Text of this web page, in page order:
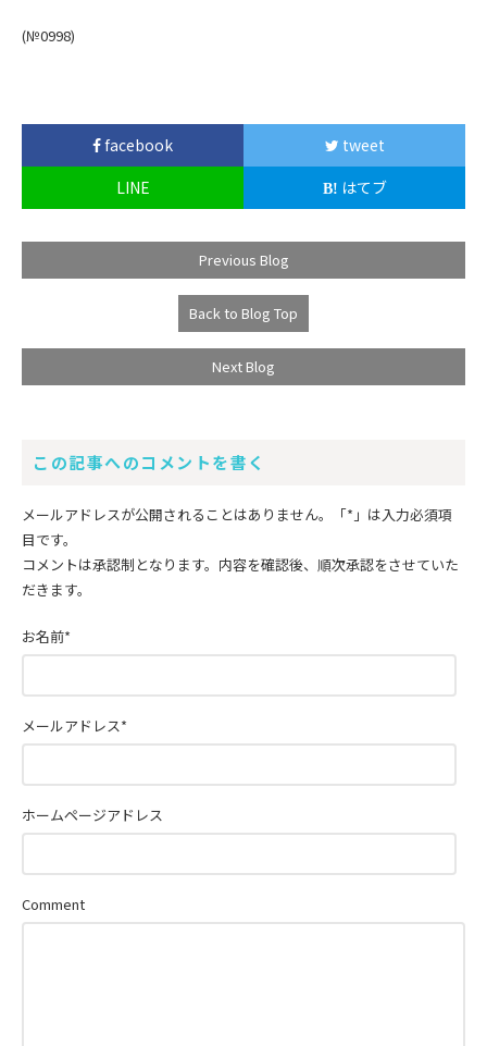
(№0998)
facebook
tweet
LINE
はてブ
Previous Blog
Back to Blog Top
Next Blog
この記事へのコメントを書く
メールアドレスが公開されることはありません。 「*」 は入力必須項
目です。
コメントは承認制となります。内容を確認後、順次承認をさせていた
だきます。
Comment
お名前*
メールアドレス*
ホームページアドレス